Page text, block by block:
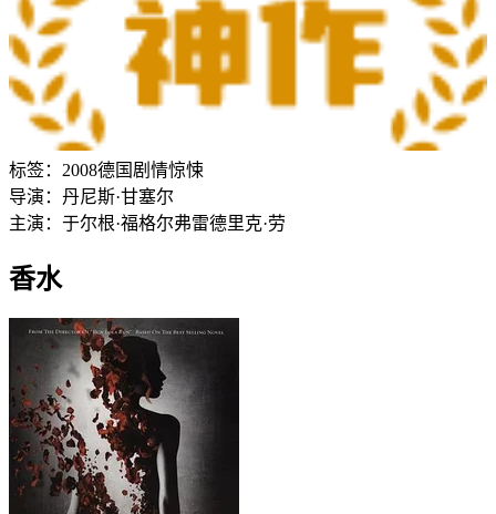
标签： 2008德国 剧情惊悚
导演： 丹尼斯·甘塞尔
主演： 于尔根·福格尔弗雷德里克·劳
香水